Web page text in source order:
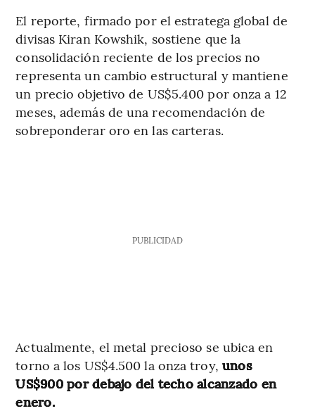
El reporte, firmado por el estratega global de
divisas Kiran Kowshik, sostiene que la
consolidación reciente de los precios no
representa un cambio estructural y mantiene
un precio objetivo de US$5.400 por onza a 12
meses, además de una recomendación de
sobreponderar oro en las carteras.
PUBLICIDAD
Actualmente, el metal precioso se ubica en
torno a los US$4.500 la onza troy, unos
US$900 por debajo del techo alcanzado en
enero.